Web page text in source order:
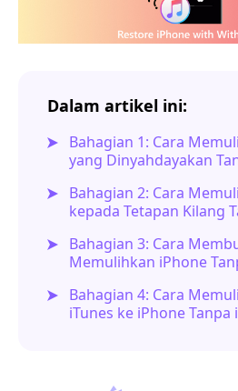
Dalam artikel ini:
Bahagian 1: Cara
yang Dinyahdayakan
Bahagian 2: Cara
kepada Tetapan Kilang
Bahagian 3: Cara
Memulihkan iPhone
Bahagian 4: Cara
iTunes ke iPhone Tanpa